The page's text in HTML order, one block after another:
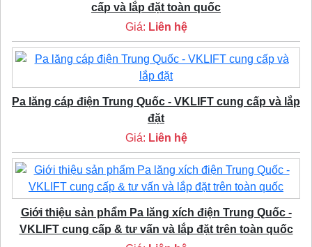
cấp và lắp đặt toàn quốc
Giá: Liên hệ
Pa lăng cáp điện Trung Quốc - VKLIFT cung cấp và lắp
đặt
Giá: Liên hệ
Giới thiệu sản phẩm Pa lăng xích điện Trung Quốc -
VKLIFT cung cấp & tư vấn và lắp đặt trên toàn quốc